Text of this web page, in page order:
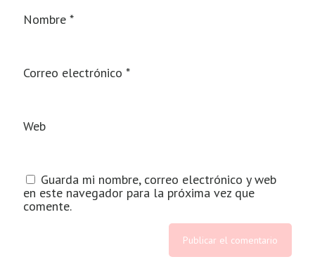
Nombre *
Correo electrónico *
Web
Guarda mi nombre, correo electrónico y web
en este navegador para la próxima vez que
comente.